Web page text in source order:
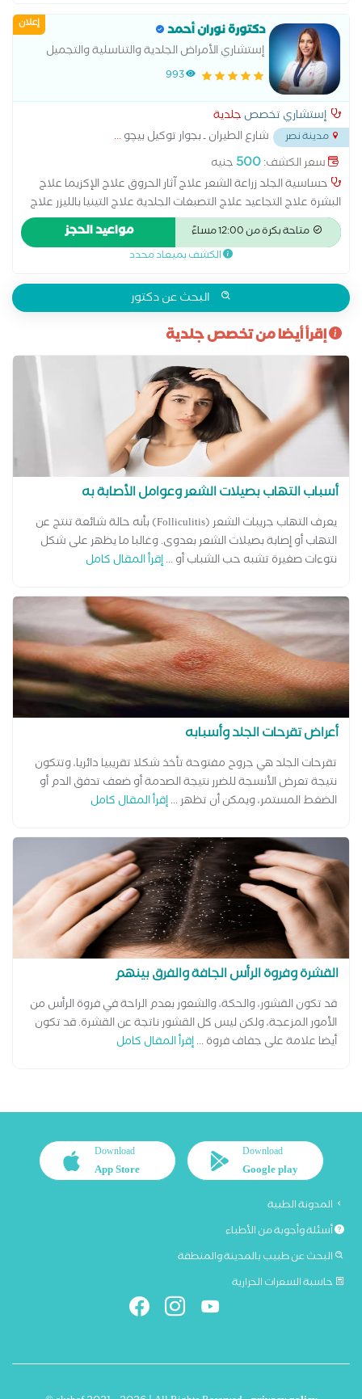
الغمازات
إعلان دكتورة نوران أحمد
إستشاري الأمراض الجلدية والتناسلية والتجميل
993
إستشاري تخصص جلدية
مدينة نصر شارع الطيران ـ بجوار توكيل بيچو...
سعر الكشف:500 جنيه
حساسية الجلد زراعة الشعر علاج آثار الحروق علاج الإكزيما علاج
البشرة علاج التجاعيد علاج التصبغات الجلدية علاج التينيا بالليزر علاج
الصدفية علاج الصلع علاج الصلع الوراثى علاج الطفح الجلدي علاج
الكَلَف علاج الكيس الدهني علاج النمش علاج سقوط الشعر
للسيدات علاج عين السمكة علاج فطريات الاظافر عمل الغمازات
متاحة بكرة من 12:00 مساءً مواعيد الحجز
الكشف بميعاد محدد
البحث عن دكتور
إقرأ أيضا من تخصص جلدية
أسباب التهاب بصيلات الشعر وعوامل الأصابة به
يعرف التهاب جريبات الشعر (Folliculitis) بأنه حالة شائعة تنتج عن
التهاب أو إصابة بصيلات الشعر بعدوى. وغالبا ما يظهر على شكل
نتوءات صغيرة تشبه حب الشباب أو ...إقرأ المقال كامل
أعراض تقرحات الجلد وأسبابه
تقرحات الجلد هي جروح مفتوحة تأخذ شكلا تقريبيا دائريا، وتتكون
نتيجة تعرض الأنسجة للضرر نتيجة الصدمة أو ضعف تدفق الدم أو
الضغط المستمر، ويمكن أن تظهر ...إقرأ المقال كامل
القشرة وفروة الرأس الجافة والفرق بينهم
قد تكون القشور، والحكة، والشعور بعدم الراحة في فروة الرأس من
الأمور المزعجة، ولكن ليس كل القشور ناتجة عن القشرة. قد تكون
أيضا علامة على جفاف فروة ...إقرأ المقال كامل
Download
Google play
Download
App Store
المدونة الطبية
أسئلة وأجوبة من الأطباء
البحث عن طبيب بالمدينة والمنطقة
حاسبة السعرات الحرارية